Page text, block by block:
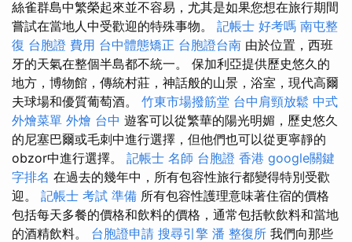
絲雀群島中繁榮起來並不容易，尤其是如果您想在旅行期間
嘗試在當地人中受歡迎的特殊事物。 記帳士 好考嗎 南屯整
復 台胞證 費用 台中體態矯正 台胞證台南 由於位置，西班
牙的天氣在整個半島都不統一。 保加利亞提供歷史悠久的
地方，博物館，傳統村莊，神話般的山景，浴室，現代高爾
夫球場和優質葡萄酒。 竹東市場撥筋堂 台中肩頸放鬆 中式
外燴菜單 外燴 台中 遊客可以從繁華的陽光明媚，歷史悠久
的尼塞巴爾或毛刺中進行選擇，但他們也可以從更寧靜的
obzor中進行選擇。 記帳士 名師 台胞證 香港 google關鍵
字排名 在過去的幾年中，所有包容性旅行都變得特別受歡
迎。 記帳士 考試 準備 所有包容性護理意味著住宿的價格
包括每天多餐的價格和飲料的價格，通常包括軟飲料和當地
的酒精飲料。 台胞證申請 搜尋引擎 潘 整復所 我們向那些